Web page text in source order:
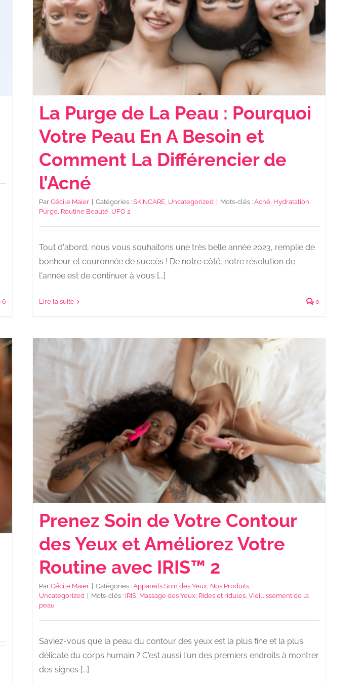
6
La Purge de La Peau : Pourquoi
Votre Peau En A Besoin et
Comment La Différencier de
l’Acné
Par Cécile Maier Catégories : SKINCARE, Uncategorized Mots-clés : Acné, Hydratation,
Purge, Routine Beauté, UFO 2
Tout d'abord, nous vous souhaitons une très belle année 2023, remplie de
bonheur et couronnée de succès ! De notre côté, notre résolution de
l'année est de continuer à vous [...]
Lire la suite 0
Prenez Soin de Votre Contour
des Yeux et Améliorez Votre
Routine avec IRIS™ 2
Par Cécile Maier Catégories : Appareils Soin des Yeux, Nos Produits,
Uncategorized
Mots-clés : IRIS, Massage des Yeux, Rides et ridules, Vieillissement de la
peau
Saviez-vous que la peau du contour des yeux est la plus fine et la plus
délicate du corps humain ? C'est aussi l'un des premiers endroits à montrer
des signes [...]